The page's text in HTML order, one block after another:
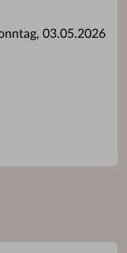
03.05.2026